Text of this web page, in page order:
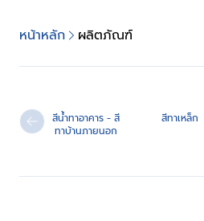
หน้าหลัก ผลิตภัณฑ์
สีน้ำทาอาคาร - สี
ทาบ้านภายนอก
สีทาเหล็ก
PREVIOUS SLIDE